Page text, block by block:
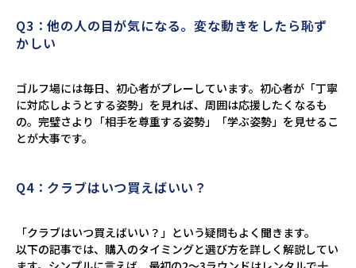
Q3：他の人の目が気になる。変な動きをしたら恥ず
かしい
ゴルフ場には毎日、初心者がプレーしています。初心者が「丁寧
に対応しようとする姿勢」を見れば、周囲は応援したくなるも
の。完璧さより「相手を尊重する姿勢」「学ぶ姿勢」を見せるこ
とが大事です。
Q4：クラブはいつ買えばいい？
「クラブはいつ買えばいい？」という疑問もよく聞きます。
以下の記事では、購入のタイミングと選び方を詳しく解説してい